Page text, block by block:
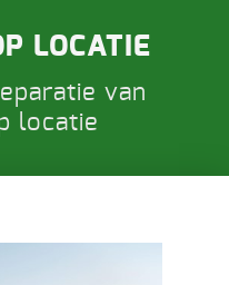
LOCATIE
van
locatie